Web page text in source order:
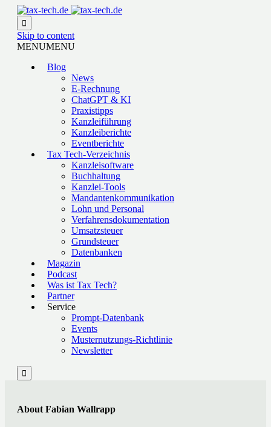

Skip to content
MENUMENU
Blog
News
E-Rechnung
ChatGPT & KI
Praxistipps
Kanzleiführung
Kanzleiberichte
Eventberichte
Tax Tech-Verzeichnis
Kanzleisoftware
Buchhaltung
Kanzlei-Tools
Mandantenkommunikation
Lohn und Personal
Verfahrensdokumentation
Umsatzsteuer
Grundsteuer
Datenbanken
Magazin
Podcast
Was ist Tax Tech?
Partner
Service
Prompt-Datenbank
Events
Musternutzungs-Richtlinie
Newsletter

About Fabian Wallrapp